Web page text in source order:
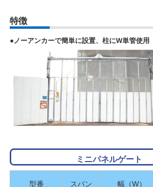
特徴
●ノーアンカーで簡単に設置、柱にW単管使用
ミニパネルゲート
型番 スパン
幅（W）